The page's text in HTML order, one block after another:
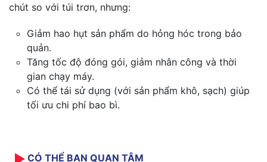
chút so với túi trơn, nhưng:
Giảm hao hụt sản phẩm do hỏng hóc trong bảo
quản.
Tăng tốc độ đóng gói, giảm nhân công và thời
gian chạy máy.
Có thể tái sử dụng (với sản phẩm khô, sạch) giúp
tối ưu chi phí bao bì.
CÓ THỂ BẠN QUAN TÂM